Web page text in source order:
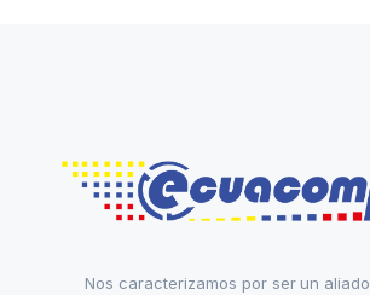
Nos caracterizamos por ser un aliado